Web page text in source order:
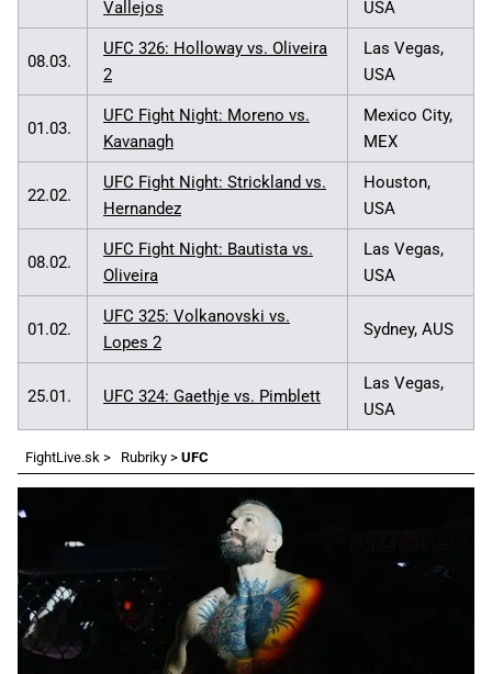
Vallejos USA
08.03.
UFC 326: Holloway vs. Oliveira
2
Las Vegas,
USA
01.03.
UFC Fight Night: Moreno vs.
Kavanagh
Mexico City,
MEX
22.02.
UFC Fight Night: Strickland vs.
Hernandez
Houston,
USA
08.02.
UFC Fight Night: Bautista vs.
Oliveira
Las Vegas,
USA
01.02.
UFC 325: Volkanovski vs.
Lopes 2
Sydney, AUS
25.01. UFC 324: Gaethje vs. Pimblett
Las Vegas,
USA
FightLive.sk > Rubriky > UFC